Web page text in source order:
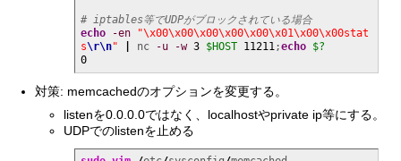
# iptables等でUDPがブロックされている場合
echo
-en
"\x00\x00\x00\x00\x00\x01\x00\x00stat
s\r\n" nc -u -w 3 $HOST 11211;echo $?
0
対策: memcachedのオプションを変更する。
listenを0.0.0.0ではなく、localhostやprivate ip等にする。
UDPでのlistenを止める